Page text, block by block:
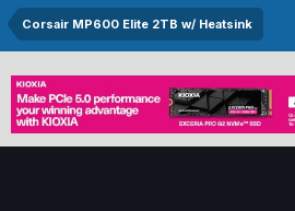
Corsair MP600 Elite 2TB w/ Heatsink